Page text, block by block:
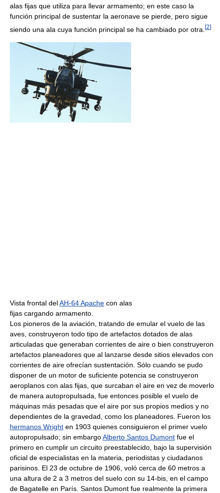
alas fijas que utiliza para llevar armamento; en este caso la
función principal de sustentar la aeronave se pierde, pero sigue
siendo una ala cuya función principal se ha cambiado por otra. [2]
Vista frontal delAH-64 Apache con alas
fijas cargando armamento.
Los pioneros de la aviación, tratando de emular el vuelo de las
aves, construyeron todo tipo de artefactos dotados de alas
articuladas que generaban corrientes de aire o bien construyeron
artefactos planeadores que al lanzarse desde sitios elevados con
corrientes de aire ofrecían sustentación. Sólo cuando se pudo
disponer de un motor de suficiente potencia se construyeron
aeroplanos con alas fijas, que surcaban el aire en vez de moverlo
de manera autopropulsada, fue entonces posible el vuelo de
máquinas más pesadas que el aire por sus propios medios y no
dependientes de la gravedad, como los planeadores. Fueron los
hermanos Wright en 1903 quienes consiguieron el primer vuelo
autopropulsado; sin embargoAlberto Santos Dumont fue el
primero en cumplir un circuito preestablecido, bajo la supervisión
oficial de especialistas en la materia, periodistas y ciudadanos
parisinos. El 23 de octubre de 1906, voló cerca de 60 metros a
una altura de 2 a 3 metros del suelo con su 14-bis, en el campo
de Bagatelle en París. Santos Dumont fue realmente la primera